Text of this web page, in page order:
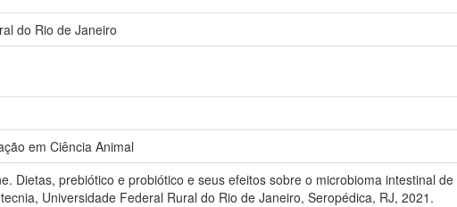
do Rio de Janeiro
em Ciência Animal
Dietas, prebiótico e probiótico e seus efeitos sobre o microbioma intestinal
Universidade Federal Rural do Rio de Janeiro, Seropédica, RJ, 2021.